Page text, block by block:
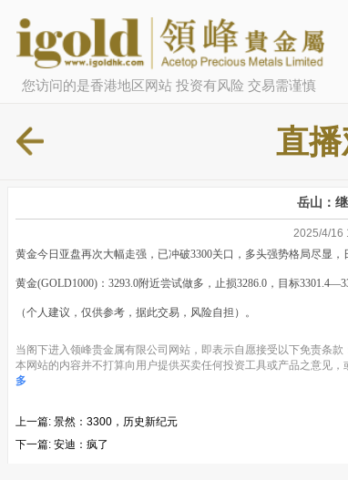
您访问的是香港地区网站 投资有风险 交易需谨慎
直
岳山：
2025/4/16
黄金今日亚盘再次大幅走强，已冲破3300关口，多头强势格局尽显，
黄金(GOLD1000)：3293.0附近尝试做多，止损3286.0，目标
（个人建议，仅供参考，据此交易，风险自担）。
当阁下进入领峰贵金属有限公司网站，即表示自愿接受以下免责条款
本网站的内容并不打算向用户提供买卖任何投资工具或产品之意见
多
上一篇: 景然：3300，历史新纪元
下一篇: 安迪：疯了